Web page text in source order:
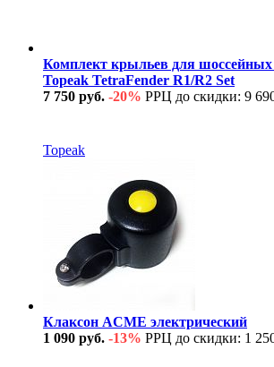
Комплект крыльев для шоссейных
Topeak TetraFender R1/R2 Set
7 750 руб. -20% РРЦ до скидки: 9
Topeak
Клаксон ACME электрический
1 090 руб. -13% РРЦ до скидки: 1